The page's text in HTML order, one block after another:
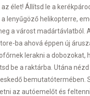
élet! Állítsd le a
lenyűgöző helikopterre,
a várost madártávlatból.
ba ahová éppen új
lerakni a dobozokat,
be a raktárba. Utána
bemutatótermében.
az autóemelőt és